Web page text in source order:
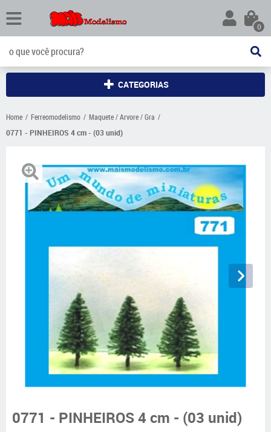
0
CATEGORIAS
Home Ferreomodelismo
Maquete / Arvore / Gra
0771 - PINHEIROS 4 cm - (03 unid)
0771 - PINHEIROS 4 cm - (03 unid)